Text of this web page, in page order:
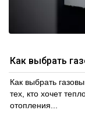
Как выбрать
Как выбрать
тех, кто хочет
отопления...